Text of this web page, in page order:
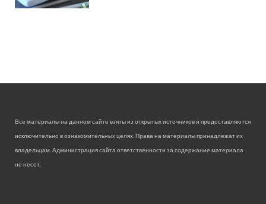
Все материалы на данном сайте взяты из открытых источников и предоставляются
исключительно в ознакомительных целях. Права на материалы принадлежат их
владельцам. Администрация сайта ответственности за содержание материала
не несет.